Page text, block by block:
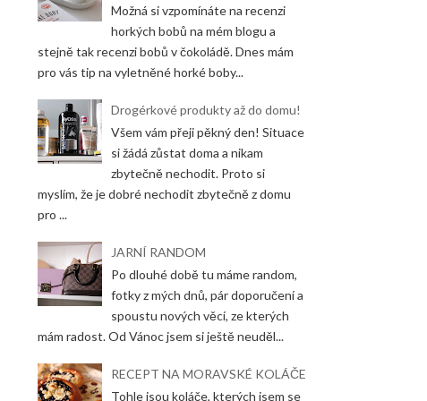
Možná si vzpomínáte na recenzi
horkých bobů na mém blogu a
stejně tak recenzi bobů v čokoládě. Dnes mám
pro vás tip na vyletněné horké boby...
Drogérkové produkty až do domu!
Všem vám přeji pěkný den! Situace
si žádá zůstat doma a nikam
zbytečně nechodit. Proto si
myslím, že je dobré nechodit zbytečně z domu
pro ...
JARNÍ RANDOM
Po dlouhé době tu máme random,
fotky z mých dnů, pár doporučení a
spoustu nových věcí, ze kterých
mám radost. Od Vánoc jsem si ještě neuděl...
RECEPT NA MORAVSKÉ KOLÁČE
Tohle jsou koláče, kterých jsem se